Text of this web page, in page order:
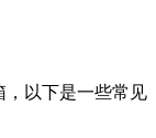
，以下是一些常见